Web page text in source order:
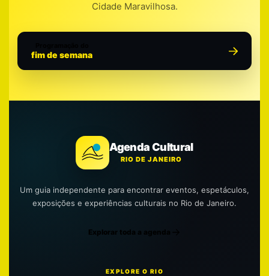
Cidade Maravilhosa.
fim de semana
Agenda Cultural
RIO DE JANEIRO
Um guia independente para encontrar eventos, espetáculos,
exposições e experiências culturais no Rio de Janeiro.
Explorar toda a agenda
EXPLORE O RIO